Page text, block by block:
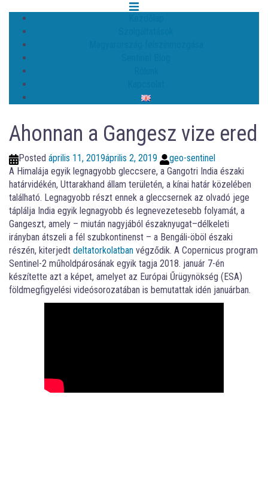
Ahonnan a Gangesz vize ered
Posted április 11, 2019április 2, 2019
geo-sentinel
A Himalája egyik legnagyobb gleccsere, a Gangotri India északi
határvidékén, Uttarakhand állam területén, a kínai határ közelében
található. Legnagyobb részt ennek a gleccsernek az olvadó jege
táplálja India egyik legnagyobb és legnevezetesebb folyamát, a
Gangeszt, amely – miután nagyjából északnyugat–délkeleti
irányban átszeli a fél szubkontinenst – a Bengáli-öböl északi
részén, kiterjedt deltatorkolatban végződik. A Copernicus program
Sentinel-2 műholdpárosának egyik tagja 2018. január 7-én
készítette azt a képet, amelyet az Európai Űrügynökség (ESA)
földmegfigyelési videósorozatában is bemutattak idén januárban.